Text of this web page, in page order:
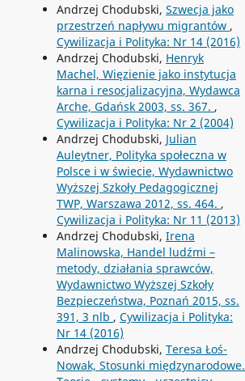
Andrzej Chodubski, Szwecja jako
przestrzeń napływu migrantów ,
Cywilizacja i Polityka: Nr 14 (2016)
Andrzej Chodubski, Henryk
Machel, Więzienie jako instytucja
karna i resocjalizacyjna, Wydawca
Arche, Gdańsk 2003, ss. 367. ,
Cywilizacja i Polityka: Nr 2 (2004)
Andrzej Chodubski, Julian
Auleytner, Polityka społeczna w
Polsce i w świecie, Wydawnictwo
Wyższej Szkoły Pedagogicznej
TWP, Warszawa 2012, ss. 464. ,
Cywilizacja i Polityka: Nr 11 (2013)
Andrzej Chodubski, Irena
Malinowska, Handel ludźmi –
metody, działania sprawców,
Wydawnictwo Wyższej Szkoły
Bezpieczeństwa, Poznań 2015, ss.
391, 3 nlb , Cywilizacja i Polityka:
Nr 14 (2016)
Andrzej Chodubski, Teresa Łoś-
Nowak, Stosunki międzynarodowe.